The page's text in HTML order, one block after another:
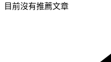
目前沒有推薦文章